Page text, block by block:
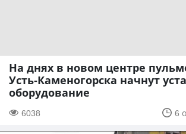
На днях в новом центре
Усть-Каменогорска начнут
оборудование
6038 6